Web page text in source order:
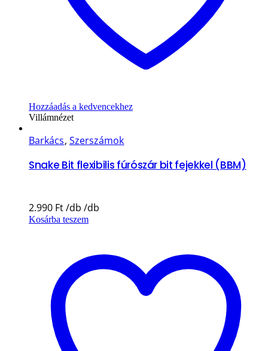
Hozzáadás a kedvencekhez
Villámnézet
Barkács, Szerszámok
Snake Bit flexibilis fúrószár bit fejekkel (BBM)
2.990 Ft
Kosárba teszem